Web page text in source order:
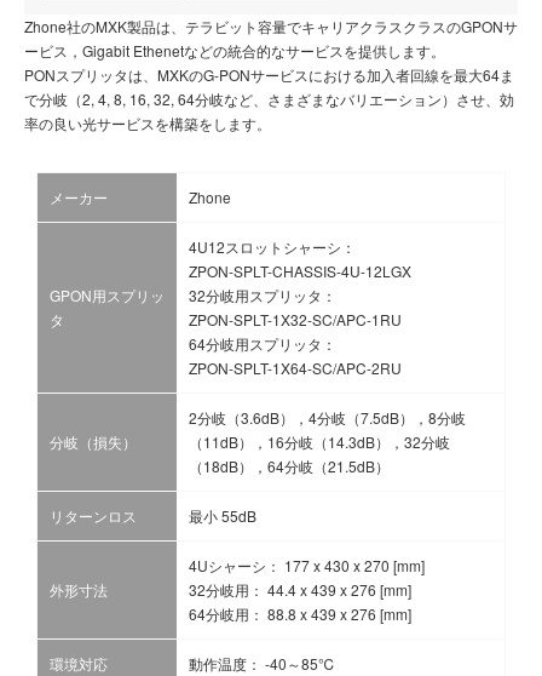
Zhone社のMXK製品は、テラビット容量でキャリアクラスクラスのGPONサ
ービス，Gigabit Ethenetなどの統合的なサービスを提供します。
PONスプリッタは、MXKのG-PONサービスにおける加入者回線を最大64ま
で分岐（2, 4, 8, 16, 32, 64分岐など、さまざまなバリエーション）させ、効
率の良い光サービスを構築をします。
メーカー Zhone
GPON用スプリッ
タ
4U12スロットシャーシ：
ZPON-SPLT-CHASSIS-4U-12LGX
32分岐用スプリッタ：
ZPON-SPLT-1X32-SC/APC-1RU
64分岐用スプリッタ：
ZPON-SPLT-1X64-SC/APC-2RU
分岐（損失）
2分岐（3.6dB），4分岐（7.5dB），8分岐
（11dB），16分岐（14.3dB），32分岐
（18dB），64分岐（21.5dB）
リターンロス 最小 55dB
外形寸法
4Uシャーシ： 177 x 430 x 270 [mm]
32分岐用： 44.4 x 439 x 276 [mm]
64分岐用： 88.8 x 439 x 276 [mm]
環境対応 動作温度： -40～85℃